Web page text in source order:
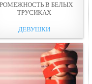
В БЕЛЫХ
ТРУСИКАХ
ДЕВУШКИ